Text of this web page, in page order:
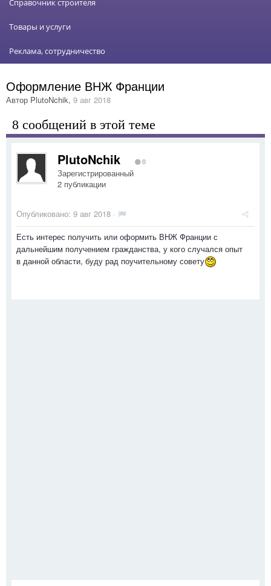
Справочник строителя
Товары и услуги
Реклама, сотрудничество
Оформление ВНЖ Франции
Автор PlutoNchik, 9 авг 2018
8 сообщений в этой теме
PlutoNchik 0
Зарегистрированный
2 публикации
Опубликовано: 9 авг 2018 ·
Есть интерес получить или оформить ВНЖ Франции с
дальнейшим получением гражданства, у кого случался опыт
в данной области, буду рад поучительному совету